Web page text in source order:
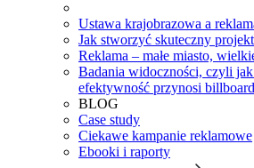
Ustawa krajobrazowa a
Jak stworzyć skuteczny
Reklama – małe miasto,
Badania widoczności, czyli
efektywność przynosi billboard
BLOG
Case study
Ciekawe kampanie reklamowe
Ebooki i raporty